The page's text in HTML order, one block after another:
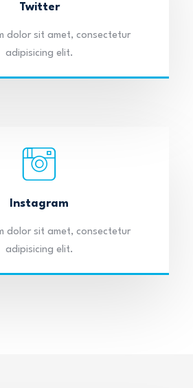
Twitter
dolor sit amet, consectetur
adipisicing elit.
Instagram
dolor sit amet, consectetur
adipisicing elit.